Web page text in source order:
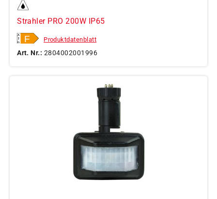
Strahler PRO 200W IP65
Produktdatenblatt
Art. Nr.: 2804002001996